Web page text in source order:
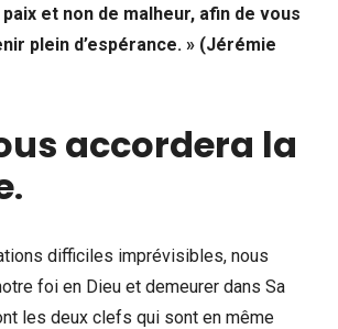
et non de malheur, afin de vous
plein d’espérance. » (Jérémie
accordera la
.
difficiles imprévisibles, nous
foi en Dieu et demeurer dans Sa
les deux clefs qui sont en même